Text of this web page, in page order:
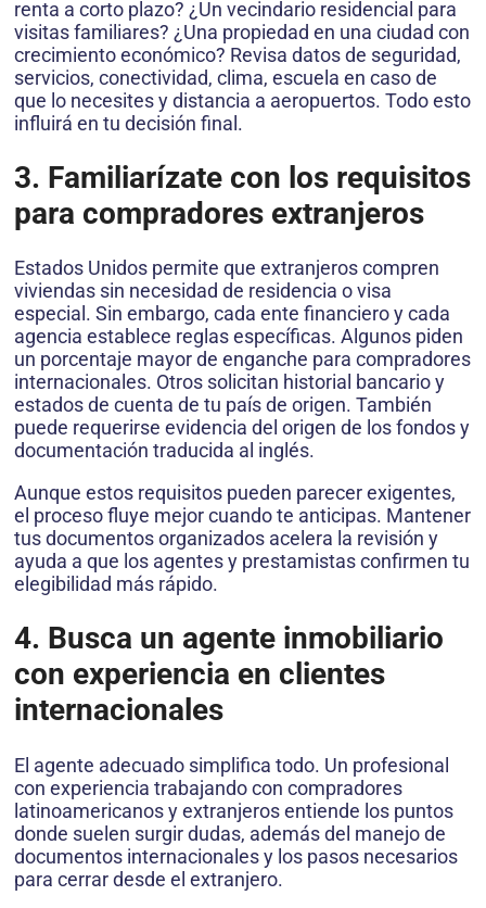
renta a corto plazo? ¿Un vecindario residencial para
visitas familiares? ¿Una propiedad en una ciudad con
crecimiento económico? Revisa datos de seguridad,
servicios, conectividad, clima, escuela en caso de
que lo necesites y distancia a aeropuertos. Todo esto
influirá en tu decisión final.
3. Familiarízate con los requisitos
para compradores extranjeros
Estados Unidos permite que extranjeros compren
viviendas sin necesidad de residencia o visa
especial. Sin embargo, cada ente financiero y cada
agencia establece reglas específicas. Algunos piden
un porcentaje mayor de enganche para compradores
internacionales. Otros solicitan historial bancario y
estados de cuenta de tu país de origen. También
puede requerirse evidencia del origen de los fondos y
documentación traducida al inglés.
Aunque estos requisitos pueden parecer exigentes,
el proceso fluye mejor cuando te anticipas. Mantener
tus documentos organizados acelera la revisión y
ayuda a que los agentes y prestamistas confirmen tu
elegibilidad más rápido.
4. Busca un agente inmobiliario
con experiencia en clientes
internacionales
El agente adecuado simplifica todo. Un profesional
con experiencia trabajando con compradores
latinoamericanos y extranjeros entiende los puntos
donde suelen surgir dudas, además del manejo de
documentos internacionales y los pasos necesarios
para cerrar desde el extranjero.